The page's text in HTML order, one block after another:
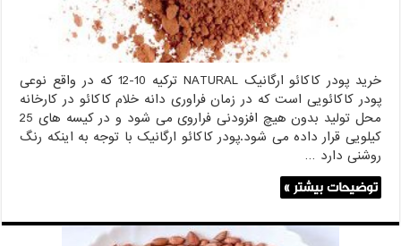
خرید پودر کاکائو ارگانیک NATURAL ترکیه 10-12 که در واقع نوعی
پودر کاکائویی است که در زمان فراوری دانه خلام کاکائو در کارخانه
محل تولید بدون هیچ افزودنی فراروی می شود و در کیسه های 25
کیلویی قرار داده می شود.پودر کاکائو ارگانیک با توجه به اینکه رنگ
روشنی دارد …
توضیحات بیشتر »